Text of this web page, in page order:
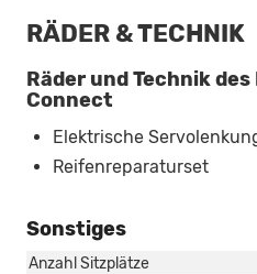
RÄDER & TECHNIK
Räder und Technik
Connect
Elektrische
Reifenreparaturset
Sonstiges
Anzahl Sitzplätze